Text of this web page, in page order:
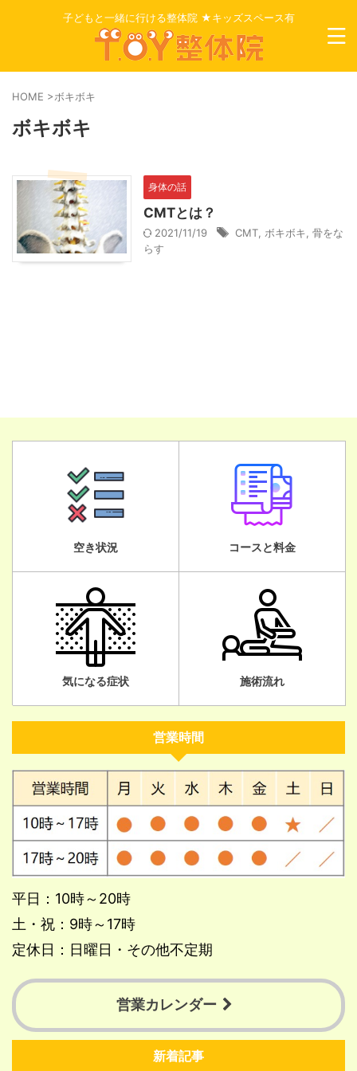
子どもと一緒に行ける整体院 ★キッズスペース有
HOME >ボキボキ
ボキボキ
身体の話
CMTとは？
2021/11/19 CMT ボキボキ 骨をな
らす
空き状況 コースと料金
気になる症状 施術流れ
営業時間
平日：10時～20時
土・祝：9時～17時
定休日：日曜日・その他不定期
営業カレンダー
新着記事